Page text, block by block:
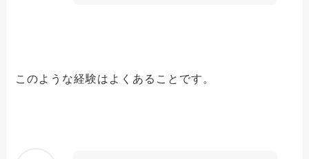
このような経験はよくあることです。